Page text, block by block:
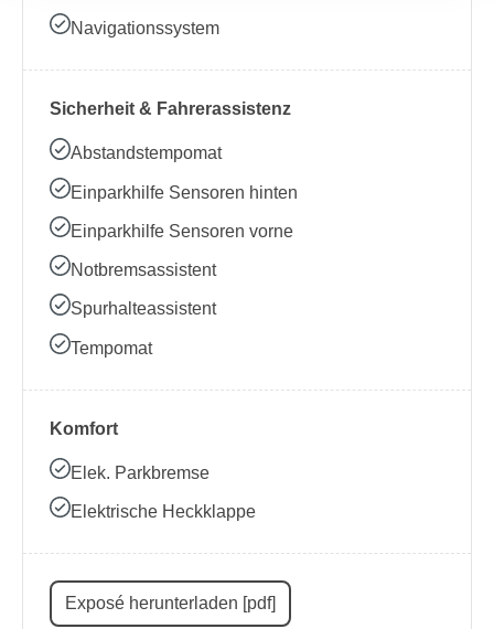
Navigationssystem
Sicherheit & Fahrerassistenz
Abstandstempomat
Einparkhilfe Sensoren hinten
Einparkhilfe Sensoren vorne
Notbremsassistent
Spurhalteassistent
Tempomat
Komfort
Elek. Parkbremse
Elektrische Heckklappe
Exposé herunterladen [pdf]